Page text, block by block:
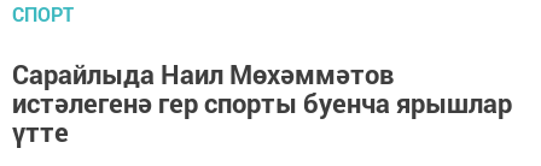
СПОРТ
Сарайлыда Наил Мөхәммәтов
истәлегенә гер спорты буенча ярышлар
үтте